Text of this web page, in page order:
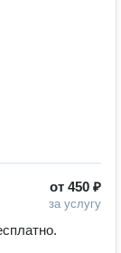
от 450 ₽
за услугу